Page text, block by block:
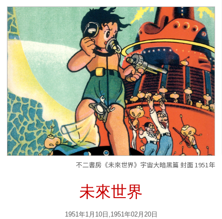
不二書房《未來世界》宇宙大暗黑篇 封面 1951年
未來世界
1951年1月10日,1951年02月20日